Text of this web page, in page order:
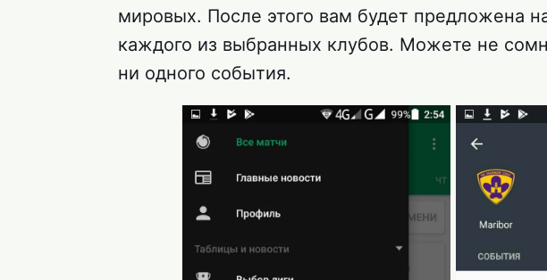
мировых. После этого вам будет предложена
каждого из выбранных клубов. Можете не
ни одного события.